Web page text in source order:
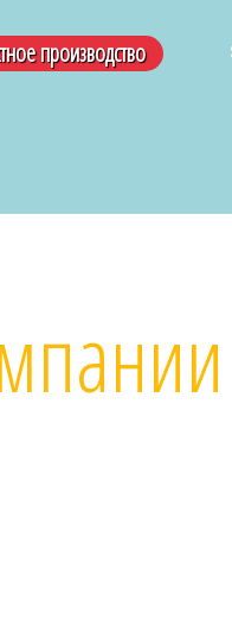
производство